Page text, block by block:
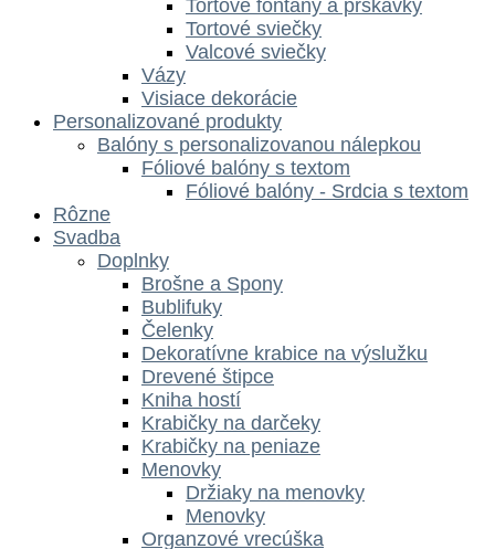
Tortové fontány a prskavky
Tortové sviečky
Valcové sviečky
Vázy
Visiace dekorácie
Personalizované produkty
Balóny s personalizovanou nálepkou
Fóliové balóny s textom
Fóliové balóny - Srdcia s textom
Rôzne
Svadba
Doplnky
Brošne a Spony
Bublifuky
Čelenky
Dekoratívne krabice na výslužku
Drevené štipce
Kniha hostí
Krabičky na darčeky
Krabičky na peniaze
Menovky
Držiaky na menovky
Menovky
Organzové vrecúška